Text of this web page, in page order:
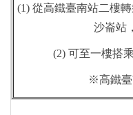
(1) 從高鐵臺南站二樓
沙崙站
(2) 可至一樓搭
※高鐵臺